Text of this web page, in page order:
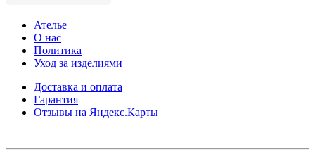
Ателье
О нас
Политика
Уход за изделиями
Доставка и оплата
Гарантия
Отзывы на Яндекс.Карты